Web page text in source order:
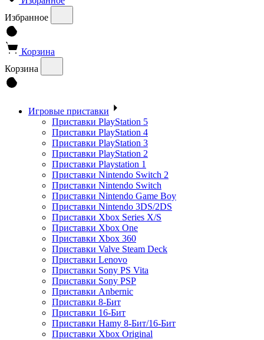
Избранное
Корзина
Корзина
Игровые приставки
Приставки PlayStation 5
Приставки PlayStation 4
Приставки PlayStation 3
Приставки PlayStation 2
Приставки Playstation 1
Приставки Nintendo Switch 2
Приставки Nintendo Switch
Приставки Nintendo Game Boy
Приставки Nintendo 3DS/2DS
Приставки Xbox Series X/S
Приставки Xbox One
Приставки Xbox 360
Приставки Valve Steam Deck
Приставки Lenovo
Приставки Sony PS Vita
Приставки Sony PSP
Приставки Anbernic
Приставки 8-Бит
Приставки 16-Бит
Приставки Hamy 8-Бит/16-Бит
Приставки Xbox Original